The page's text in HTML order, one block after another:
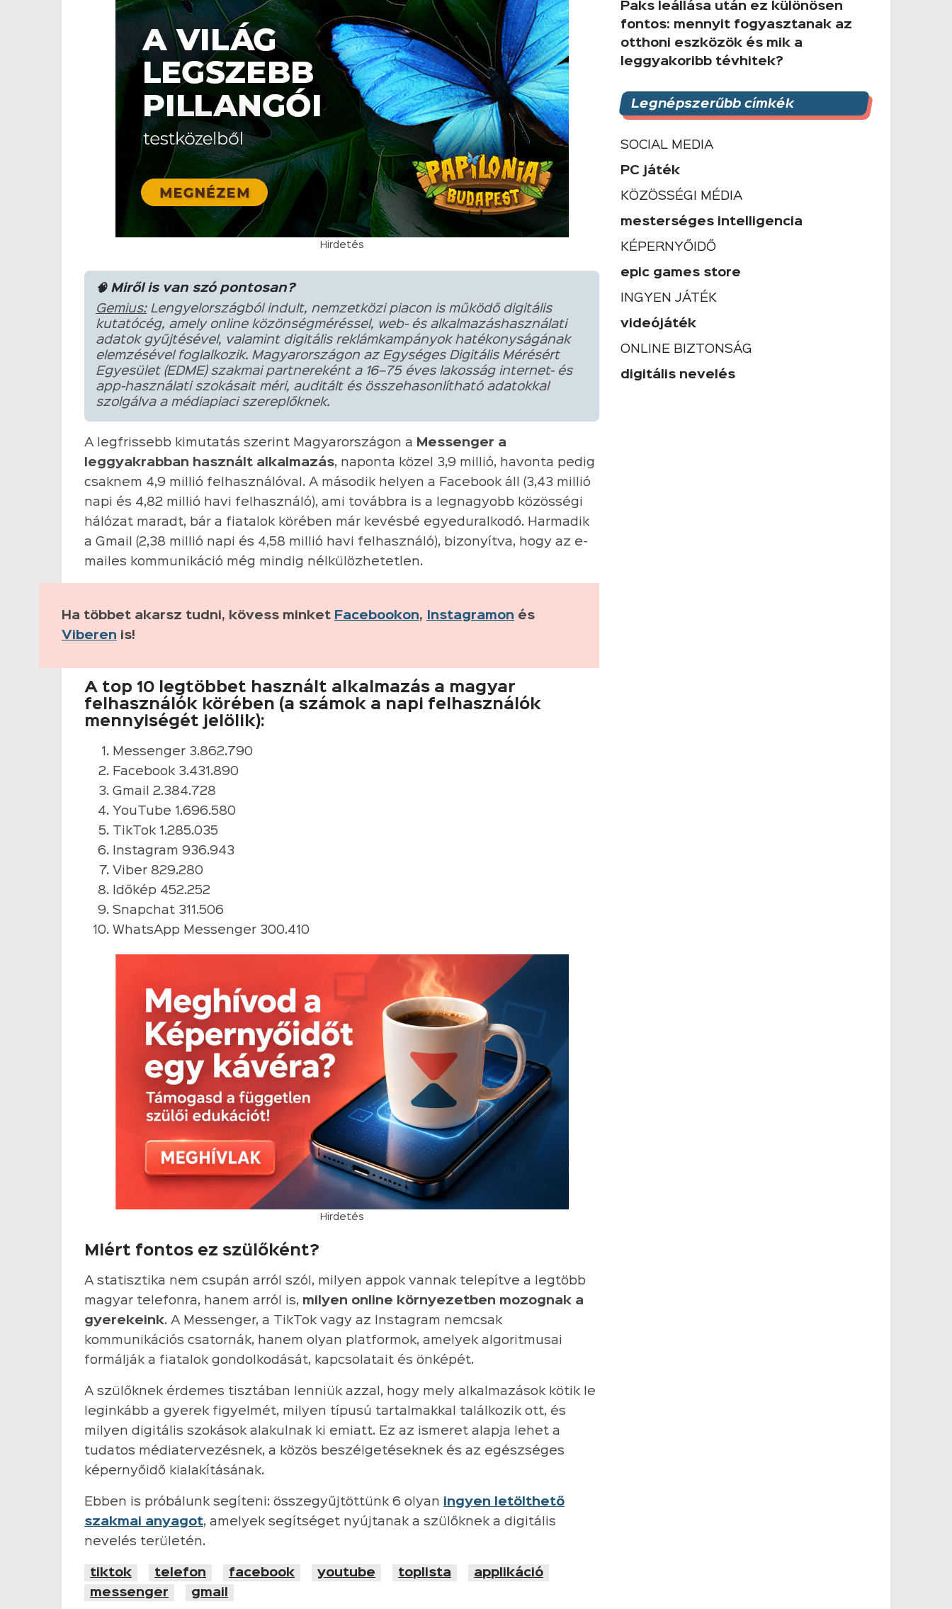
Hirdetés
🧠 Miről is van szó pontosan?
Gemius:Lengyelországból indult, nemzetközi piacon is működő digitális
kutatócég, amely online közönségméréssel, web- és alkalmazáshasználati
adatok gyűjtésével, valamint digitális reklámkampányok hatékonyságának
elemzésével foglalkozik. Magyarországon az Egységes Digitális Mérésért
Egyesület (EDME) szakmai partnereként a 16–75 éves lakosság internet- és
app-használati szokásait méri, auditált és összehasonlítható adatokkal
szolgálva a médiapiaci szereplőknek.
A legfrissebb kimutatás szerint Magyarországon a Messenger a
leggyakrabban használt alkalmazás, naponta közel 3,9 millió, havonta pedig
csaknem 4,9 millió felhasználóval. A második helyen a Facebook áll (3,43 millió
napi és 4,82 millió havi felhasználó), ami továbbra is a legnagyobb közösségi
hálózat maradt, bár a fiatalok körében már kevésbé egyeduralkodó. Harmadik
a Gmail (2,38 millió napi és 4,58 millió havi felhasználó), bizonyítva, hogy az e-
mailes kommunikáció még mindig nélkülözhetetlen.
Ha többet akarsz tudni, kövess minket Facebookon, Instagramon és
Viberen is!
A top 10 legtöbbet használt alkalmazás a magyar
felhasználók körében (a számok a napi felhasználók
mennyiségét jelölik):
Messenger 3.862.790
Facebook 3.431.890
Gmail 2.384.728
YouTube 1.696.580
TikTok 1.285.035
Instagram 936.943
Viber 829.280
Időkép 452.252
Snapchat 311.506
WhatsApp Messenger 300.410
Hirdetés
Miért fontos ez szülőként?
A statisztika nem csupán arról szól, milyen appok vannak telepítve a legtöbb
magyar telefonra, hanem arról is, milyen online környezetben mozognak a
gyerekeink. A Messenger, a TikTok vagy az Instagram nemcsak
kommunikációs csatornák, hanem olyan platformok, amelyek algoritmusai
formálják a fiatalok gondolkodását, kapcsolatait és önképét.
A szülőknek érdemes tisztában lenniük azzal, hogy mely alkalmazások kötik le
leginkább a gyerek figyelmét, milyen típusú tartalmakkal találkozik ott, és
milyen digitális szokások alakulnak ki emiatt. Ez az ismeret alapja lehet a
tudatos médiatervezésnek, a közös beszélgetéseknek és az egészséges
képernyőidő kialakításának.
Ebben is próbálunk segíteni: összegyűjtöttünk 6 olyan ingyen letölthető
szakmai anyagot, amelyek segítséget nyújtanak a szülőknek a digitális
nevelés területén.
tiktok telefon facebook youtube toplista
applikáció
messenger
gmail
Paks leállása után ez különösen
fontos: mennyit fogyasztanak az
otthoni eszközök és mik a
leggyakoribb tévhitek?
Legnépszerűbb címkék
SOCIAL MEDIA
PC játék
KÖZÖSSÉGI MÉDIA
mesterséges intelligencia
KÉPERNYŐIDŐ
epic games store
INGYEN JÁTÉK
videójáték
ONLINE BIZTONSÁG
digitális nevelés